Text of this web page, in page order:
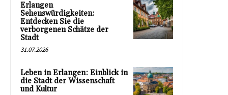
Erlangen
Sehenswürdigkeiten:
Entdecken Sie die
verborgenen Schätze der
Stadt
31.07.2026
Leben in Erlangen: Einblick in
die Stadt der Wissenschaft
und Kultur